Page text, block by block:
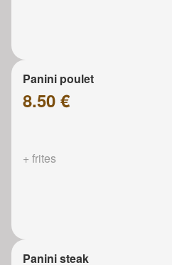
Panini poulet
8.50 €
+ frites
Panini steak